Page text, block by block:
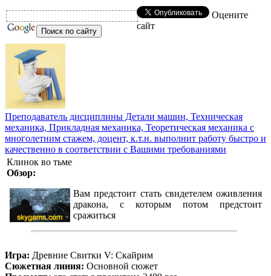
Оцените
сайт
Преподаватель дисциплины Детали машин, Техническая
механика, Прикладная механика, Теоретическая механика с
многолетним стажем, доцент, к.т.н. выполнит работу быстро и
качественно в соответствии с Вашими требованиями
Клинок во тьме
Обзор:
Вам предстоит стать свидетелем оживления
дракона, с которым потом предстоит
сражиться
Игра: Древние Свитки V: Скайрим
Сюжетная линия: Основной сюжет